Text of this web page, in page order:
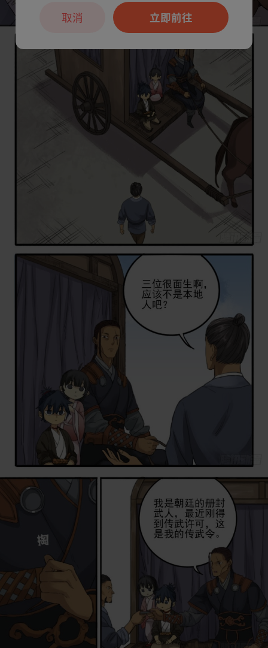
立即前往
取消